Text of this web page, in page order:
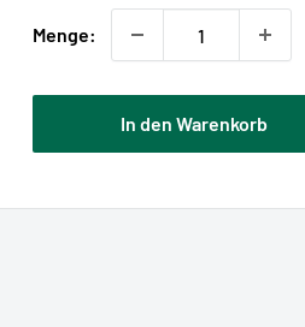
Menge:
In den Warenkorb